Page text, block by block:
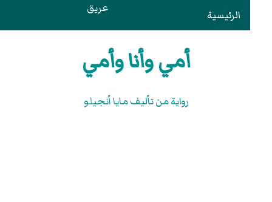
الرئيسية
أمي وأنا وأمي
رواية من تأليف مايا أنجيلو